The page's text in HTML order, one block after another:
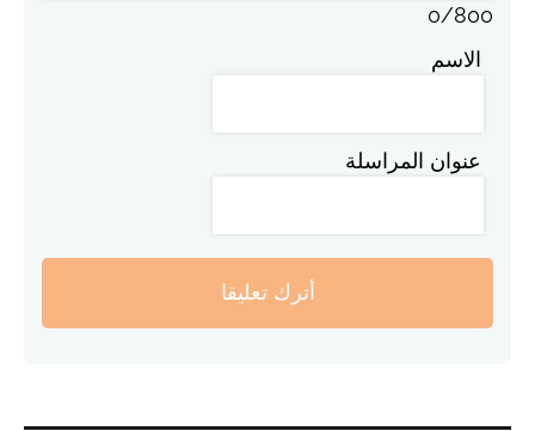
0/800
الاسم
عنوان المراسلة
أترك تعليقا